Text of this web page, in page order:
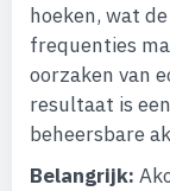
hoeken, wat
frequenties
oorzaken van
resultaat is
beheersbare
Belangrijk: